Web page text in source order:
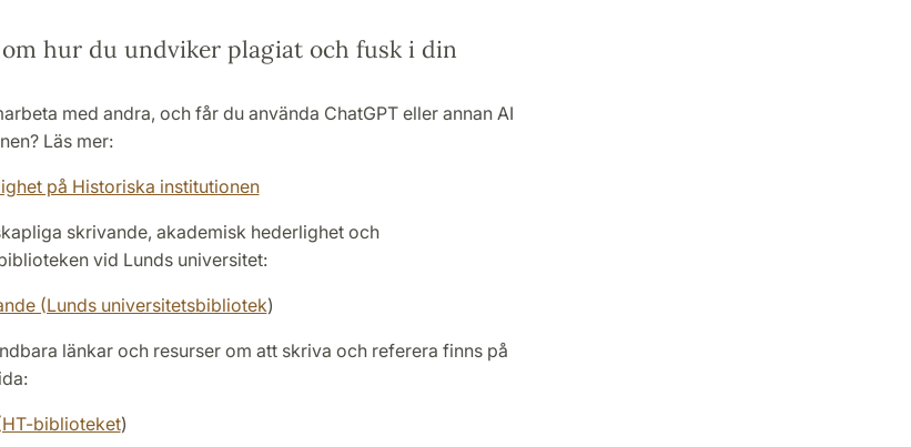
hur du undviker plagiat och fusk i din
med andra, och får du använda ChatGPT eller annan AI
Läs mer:
på Historiska institutionen
skrivande, akademisk hederlighet och
vid Lunds universitet:
(Lunds universitetsbibliotek)
länkar och resurser om att skriva och referera finns på
biblioteket)